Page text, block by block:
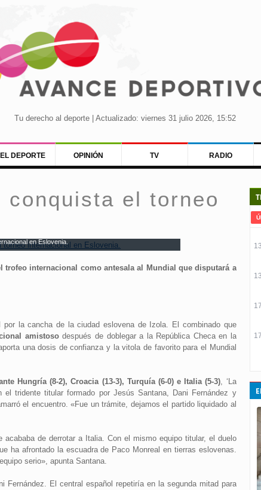
Tu derecho al deporte | Actualizado: viernes 31 julio 2026, 15:52
DEPORTE OPINIÓN TV RADIO
el torneo
en Eslovenia.
internacional como antesala al Mundial que disputará a
la cancha de la ciudad eslovena de Izola. El combinado que
amistosodespués de doblegar a la República Checa en la
una dosis de confianza y la vitola de favorito para el Mundial
Hungría (8-2), Croacia (13-3), Turquía (6-0) e Italia (5-3), ‘La
tridente titular formado por Jesús Santana, Dani Fernández y
el encuentro. «Fue un trámite, dejamos el partido liquidado al
de derrotar a Italia. Con el mismo equipo titular, el duelo
ha afrontado la escuadra de Paco Monreal en tierras eslovenas.
serio», apunta Santana.
El central español repetiría en la segunda mitad para